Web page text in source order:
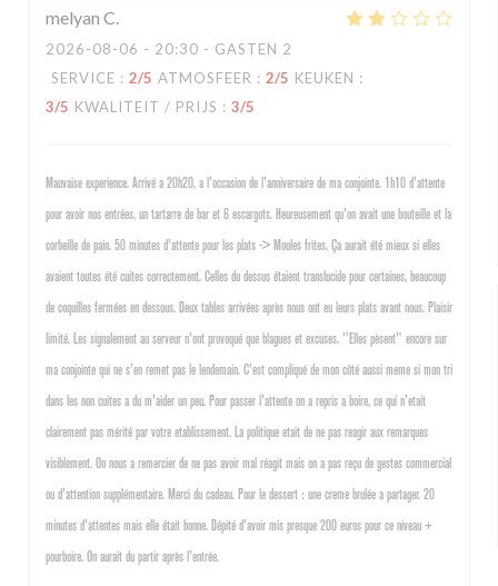
melyan C
2026-08-06 - 20:30 - GASTEN 2
SERVICE : 2/5 ATMOSFEER : 2/5 KEUKEN :
3/5 KWALITEIT / PRIJS : 3/5
Mauvaise experience. Arrivé a 20h20, a l'occasion de l'anniversaire de ma conjointe. 1h10 d'attente
pour avoir nos entrées, un tartarre de bar et 6 escargots. Heureusement qu'on avait une bouteille et la
corbeille de pain. 50 minutes d'attente pour les plats -> Moules frites. Ça aurait été mieux si elles
avaient toutes été cuites correctement. Celles du dessus étaient translucide pour certaines, beaucoup
de coquilles fermées en dessous. Deux tables arrivées après nous ont eu leurs plats avant nous. Plaisir
limité. Les signalement au serveur n'ont provoqué que blagues et excuses. "Elles pèsent" encore sur
ma conjointe qui ne s'en remet pas le lendemain. C'est compliqué de mon côté aussi meme si mon tri
dans les non cuites a du m'aider un peu. Pour passer l'attente on a repris a boire, ce qui n'etait
clairement pas mérité par votre etablissement. La politique etait de ne pas reagir aux remarques
visiblement. On nous a remercier de ne pas avoir mal réagit mais on a pas reçu de gestes commercial
ou d'attention supplémentaire. Merci du cadeau. Pour le dessert : une creme brulée a partager. 20
minutes d'attentes mais elle était bonne. Dépité d'avoir mis presque 200 euros pour ce niveau +
pourboire. On aurait du partir après l'entrée.